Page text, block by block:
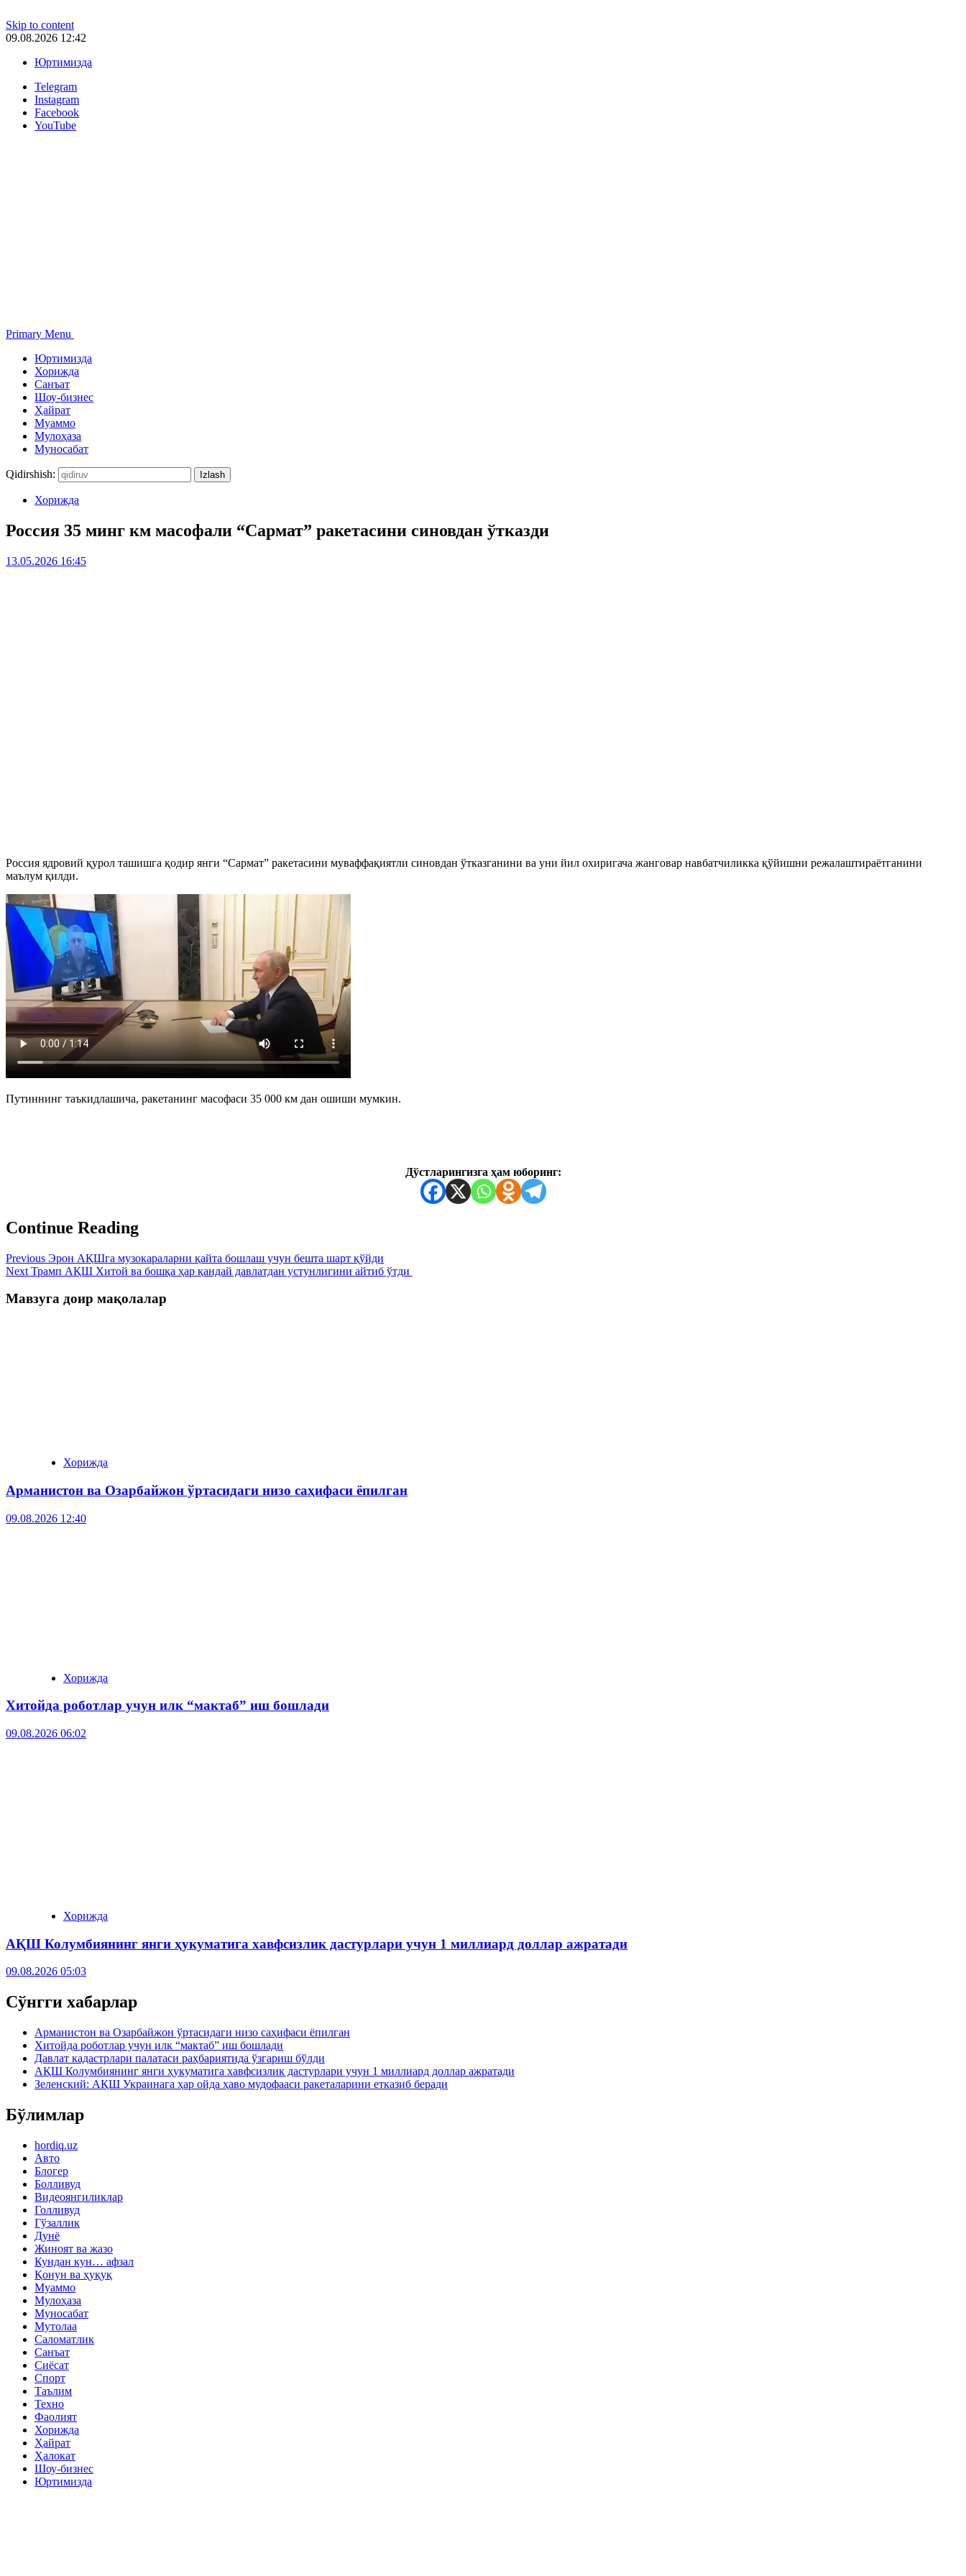
Skip to content
09.08.2026 12:42
Юртимизда
Telegram
Instagram
Facebook
YouTube
Primary Menu
Юртимизда
Хорижда
Санъат
Шоу-бизнес
Ҳайрат
Муаммо
Мулоҳаза
Муносабат
Qidirshish:
Хорижда
Россия 35 минг км масофали “Сармат” ракетасини синовдан ўтказди
13.05.2026 16:45
Россия ядровий қурол ташишга қодир янги “Сармат” ракетасини муваффақиятли синовдан ўтказганини ва уни йил охиригача жанговар навбатчиликка қўйишни режалаштираётганини
маълум қилди.
Путиннинг таъкидлашича, ракетанинг масофаси 35 000 км дан ошиши мумкин.
Дўстларингизга ҳам юборинг:
Continue Reading
Previous Эрон АҚШга музокараларни қайта бошлаш учун бешта шарт қўйди
Next Трамп АҚШ Хитой ва бошқа ҳар қандай давлатдан устунлигини айтиб ўтди
Мавзуга доир мақолалар
Хорижда
Арманистон ва Озарбайжон ўртасидаги низо саҳифаси ёпилган
09.08.2026 12:40
Хорижда
Хитойда роботлар учун илк “мактаб” иш бошлади
09.08.2026 06:02
Хорижда
АҚШ Колумбиянинг янги ҳукуматига хавфсизлик дастурлари учун 1 миллиард доллар ажратади
09.08.2026 05:03
Сўнгги хабарлар
Арманистон ва Озарбайжон ўртасидаги низо саҳифаси ёпилган
Хитойда роботлар учун илк “мактаб” иш бошлади
Давлат кадастрлари палатаси раҳбариятида ўзгариш бўлди
АҚШ Колумбиянинг янги ҳукуматига хавфсизлик дастурлари учун 1 миллиард доллар ажратади
Зеленский: АҚШ Украинага ҳар ойда ҳаво мудофааси ракеталарини етказиб беради
Бўлимлар
hordiq.uz
Авто
Блогер
Болливуд
Видеоянгиликлар
Голливуд
Гўзаллик
Дунё
Жиноят ва жазо
Кундан кун… афзал
Қонун ва ҳуқуқ
Муаммо
Мулоҳаза
Муносабат
Мутолаа
Саломатлик
Санъат
Сиёсат
Спорт
Таълим
Техно
Фаолият
Хорижда
Ҳайрат
Ҳалокат
Шоу-бизнес
Юртимизда